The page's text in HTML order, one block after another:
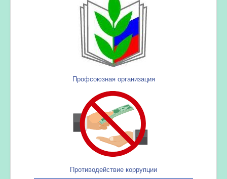
Профсоюзная организация
Противодействие коррупции